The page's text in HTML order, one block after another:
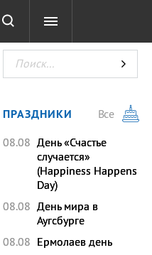
ТЕСТЫ
ПРАЗДНИКИ
Все
08.08 День «Счастье
случается»
(Happiness Happens
Day)
08.08 День мира в
Аугсбурге
08.08 Ермолаев день